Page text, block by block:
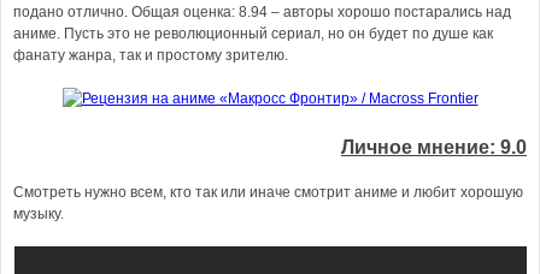
подано отлично. Общая оценка: 8.94 – авторы хорошо постарались над
аниме. Пусть это не революционный сериал, но он будет по душе как
фанату жанра, так и простому зрителю.
Личное мнение: 9.0
Cмотреть нужно всем, кто так или иначе смотрит аниме и любит хорошую
музыку.